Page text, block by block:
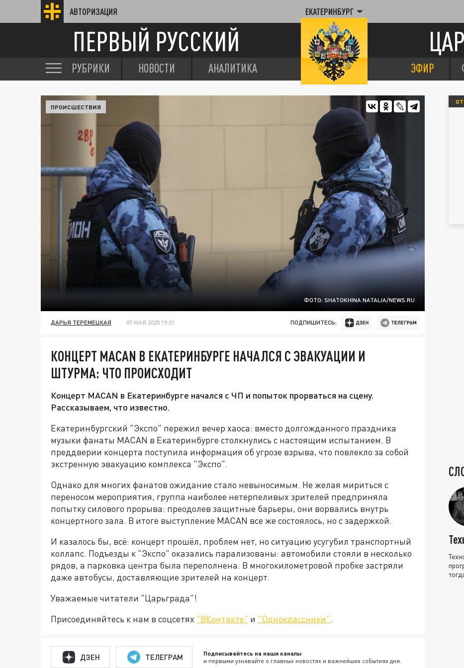
АВТОРИЗАЦИЯ ЕКАТЕРИНБУРГ
ПЕРВЫЙ РУССКИЙ
РУБРИКИ НОВОСТИ АНАЛИТИКА ЭФИР
ФОТО: SHATOKHINA NATALIA/NEWS.RU
ПРОИСШЕСТВИЯ
ДАРЬЯ ТЕРЕМЕЦКАЯ 07 МАЯ 2025 19:21 ПОДПИШИТЕСЬ:
КОНЦЕРТ MACAN В ЕКАТЕРИНБУРГЕ НАЧАЛСЯ С ЭВАКУАЦИИ И
ШТУРМА: ЧТО ПРОИСХОДИТ
Концерт MACAN в Екатеринбурге начался с ЧП и попыток прорваться на сцену.
Рассказываем, что известно.
Екатеринбургский "Экспо" пережил вечер хаоса: вместо долгожданного праздника
музыки фанаты MACAN в Екатеринбурге столкнулись с настоящим испытанием. В
преддверии концерта поступила информация об угрозе взрыва, что повлекло за собой
экстренную эвакуацию комплекса "Экспо".
Однако для многих фанатов ожидание стало невыносимым. Не желая мириться с
переносом мероприятия, группа наиболее нетерпеливых зрителей предприняла
попытку силового прорыва: преодолев защитные барьеры, они ворвались внутрь
концертного зала. В итоге выступление MACAN все же состоялось, но с задержкой.
И казалось бы, всё: концерт прошёл, проблем нет, но ситуацию усугубил транспортный
коллапс. Подъезды к "Экспо" оказались парализованы: автомобили стояли в несколько
рядов, а парковка центра была переполнена. В многокилометровой пробке застряли
даже автобусы, доставляющие зрителей на концерт.
Уважаемые читатели "Царьграда"!
Присоединяйтесь к нам в соцсетях "ВКонтакте" и "Одноклассники".
ДЗЕН ТЕЛЕГРАМ Подписывайтесь на наши каналы
и первыми узнавайте о главных новостях и важнейших событиях дня.